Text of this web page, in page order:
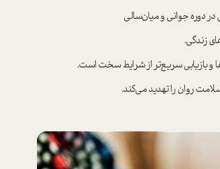
دوره جوانی و میان‌سالی
زندگی.
و بازیابی سریع‌تر از شرایط سخت است.
روان را تهدید می‌کند.